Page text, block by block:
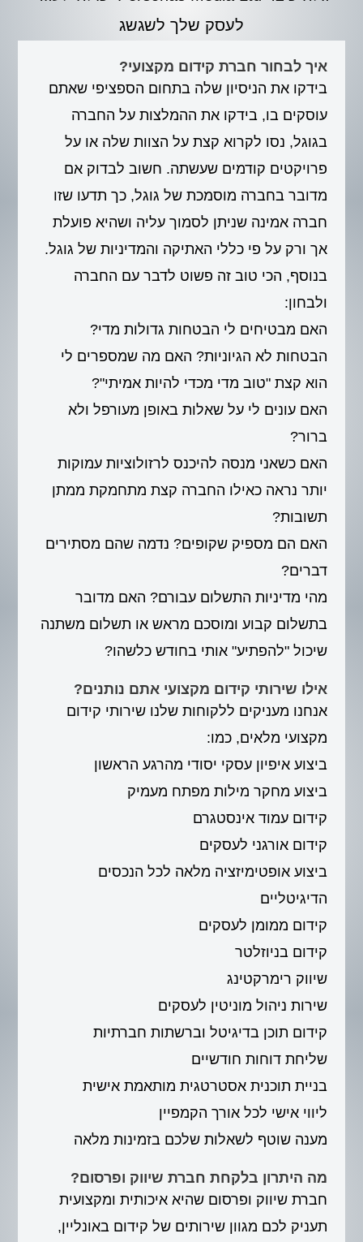
לעסק שלך לשגשג
איך לבחור חברת קידום מקצועי?
בידקו את הניסיון שלה בתחום הספציפי שאתם
עוסקים בו, בידקו את ההמלצות על החברה
בגוגל, נסו לקרוא קצת על הצוות שלה או על
פרויקטים קודמים שעשתה. חשוב לבדוק אם
מדובר בחברה מוסמכת של גוגל, כך תדעו שזו
חברה אמינה שניתן לסמוך עליה ושהיא פועלת
אך ורק על פי כללי האתיקה והמדיניות של גוגל.
בנוסף, הכי טוב זה פשוט לדבר עם החברה
ולבחון:
האם מבטיחים לי הבטחות גדולות מדי?
הבטחות לא הגיוניות? האם מה שמספרים לי
הוא קצת "טוב מדי מכדי להיות אמיתי"?
האם עונים לי על שאלות באופן מעורפל ולא
ברור?
האם כשאני מנסה להיכנס לרזולוציות עמוקות
יותר נראה כאילו החברה קצת מתחמקת ממתן
תשובות?
האם הם מספיק שקופים? נדמה שהם מסתירים
דברים?
מהי מדיניות התשלום עבורם? האם מדובר
בתשלום קבוע ומוסכם מראש או תשלום משתנה
שיכול "להפתיע" אותי בחודש כלשהו?
אילו שירותי קידום מקצועי אתם נותנים?
אנחנו מעניקים ללקוחות שלנו שירותי קידום
מקצועי מלאים, כמו:
ביצוע איפיון עסקי יסודי מהרגע הראשון
ביצוע מחקר מילות מפתח מעמיק
קידום עמוד אינסטגרם
קידום אורגני לעסקים
ביצוע אופטימיזציה מלאה לכל הנכסים
הדיגיטליים
קידום ממומן לעסקים
קידום בניוזלטר
שיווק רימרקטינג
שירות ניהול מוניטין לעסקים
קידום תוכן בדיגיטל וברשתות חברתיות
שליחת דוחות חודשיים
בניית תוכנית אסטרטגית מותאמת אישית
ליווי אישי לכל אורך הקמפיין
מענה שוטף לשאלות שלכם בזמינות מלאה
מה היתרון בלקחת חברת שיווק ופרסום?
חברת שיווק ופרסום שהיא איכותית ומקצועית
תעניק לכם מגוון שירותים של קידום באונליין,